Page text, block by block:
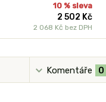
10 % sleva
2 502 Kč
2 068 Kč bez DPH
Komentáře 0